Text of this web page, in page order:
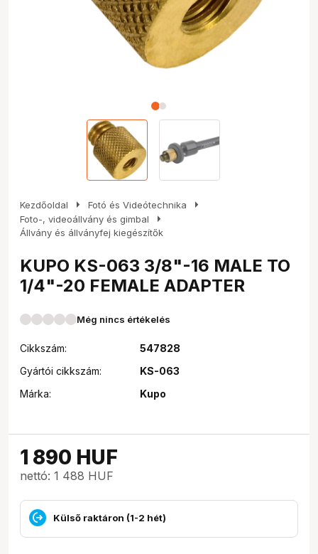
Kezdőoldal arrow_right Fotó és Videótechnika arrow_right
Foto-, videoállvány és gimbal arrow_right
Állvány és állványfej kiegészítők
KUPO KS-063 3/8"-16 MALE TO
1/4"-20 FEMALE ADAPTER
Még nincs értékelés
Cikkszám:
547828
Gyártói cikkszám:
KS-063
Márka:
Kupo
1 890 HUF
nettó: 1 488 HUF
Külső raktáron (1-2 hét)